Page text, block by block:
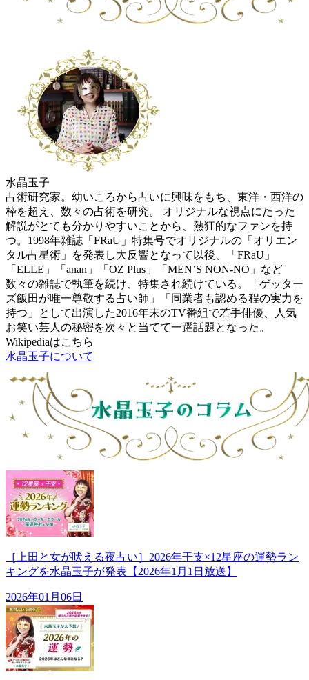
水晶玉子
占術研究家。幼いころから占いに興味をもち、東洋・西洋の
枠を超え、数々の占術を研究。 オリジナルな視点にたった
解説がとても分かりやすいことから、熱狂的なファンを持
つ。1998年雑誌「FRaU」特集号でオリジナルの「オリエン
タル占星術」を発表し大反響となって以後、「FRaU」
「ELLE」「anan」「OZ Plus」「MEN’S NON-NO」など
数々の雑誌で執筆を続け、特集され続けている。「ゲッター
ズ飯田が唯一尊敬する占い師」「同業者も認める程の実力を
持つ」として出演した2016年末のTV番組で若手俳優、人気
お笑い芸人の秘密を次々と当てて一躍話題となった。
Wikipediaはこちら
水晶玉子について
［上田と女が吠える夜占い］2026年干支×12星座の運勢ラン
キングを水晶玉子が発表【2026年1月1日放送】
2026年01月06日